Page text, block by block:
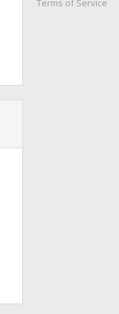
Terms of Service